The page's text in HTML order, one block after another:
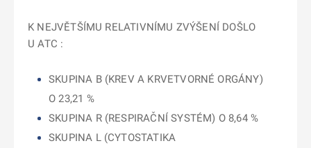
K NEJVĚTŠÍMU RELATIVNÍMU ZVÝŠENÍ DOŠLO
U ATC :
SKUPINA B (KREV A KRVETVORNÉ ORGÁNY)
O 23,21 %
SKUPINA R (RESPIRAČNÍ SYSTÉM) O 8,64 %
SKUPINA L (CYTOSTATIKA